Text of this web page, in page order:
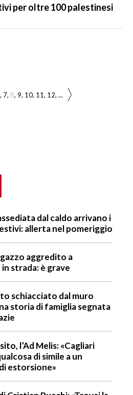
per oltre 100 palestinesi
7 8 9 10 11 12 ...
dal caldo arrivano i
allerta nel pomeriggio
aggredito a
strada: è grave
schiacciato dal muro
storia di famiglia segnata
l’Ad Melis: «Cagliari
di simile a un
estorsione»